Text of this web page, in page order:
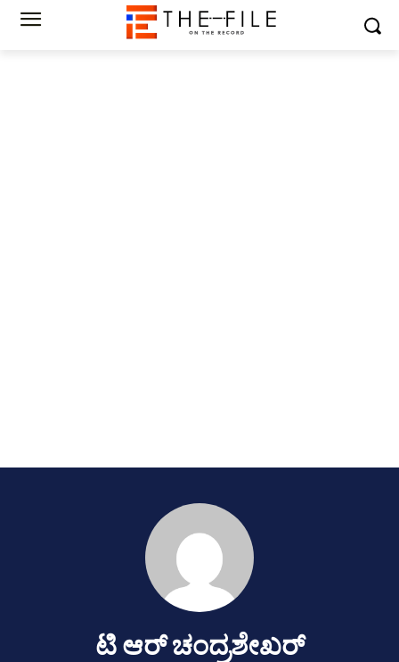
ಟಿ ಆರ್‍‌ ಚಂದ್ರಶೇಖರ್‍‌